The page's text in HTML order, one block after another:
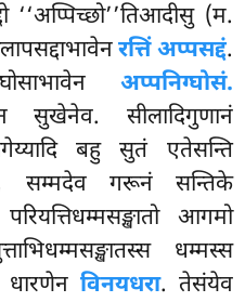
‘‘अप्पिच्छो’’तिआदीसु (म.
रत्तिं अप्पसद्दं.
अप्पनिग्घोसं.
सुखेनेव. सीलादिगुणानं
बहु सुतं एतेसन्ति
सम्मदेव गरूनं सन्तिके
आगमो
धम्मस्स
विनयधरा. तेसंयेव